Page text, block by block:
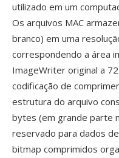
utilizado em um
Os arquivos MAC
branco) em uma
correspondendo a área
ImageWriter original a
codificação de
estrutura do arquivo
bytes (em grande parte
reservado para dados
bitmap comprimidos